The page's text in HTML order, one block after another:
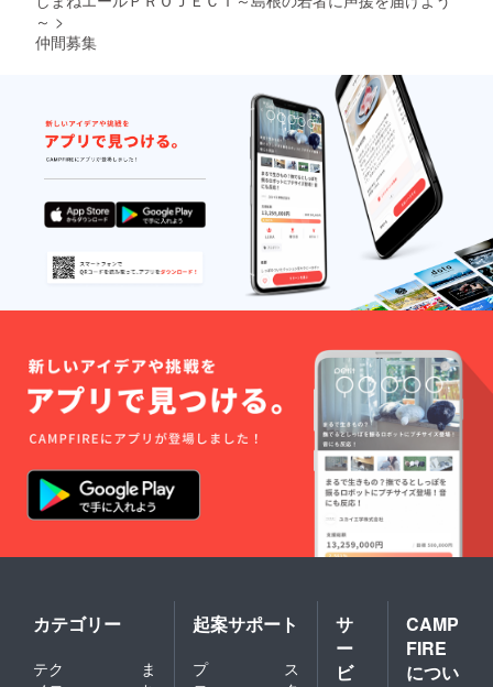
～ >
仲間募集
カテゴリー
テク
ま
起案サポート
プ
ス
サ
ー
ビ
CAMP
FIRE
につい